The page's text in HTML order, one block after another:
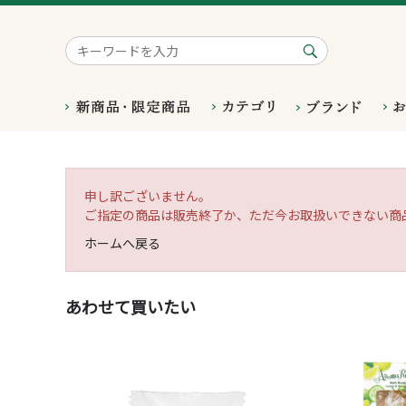
申し訳ございません。
ご指定の商品は販売終了か、ただ今お取扱いできない商
ホームへ戻る
あわせて買いたい